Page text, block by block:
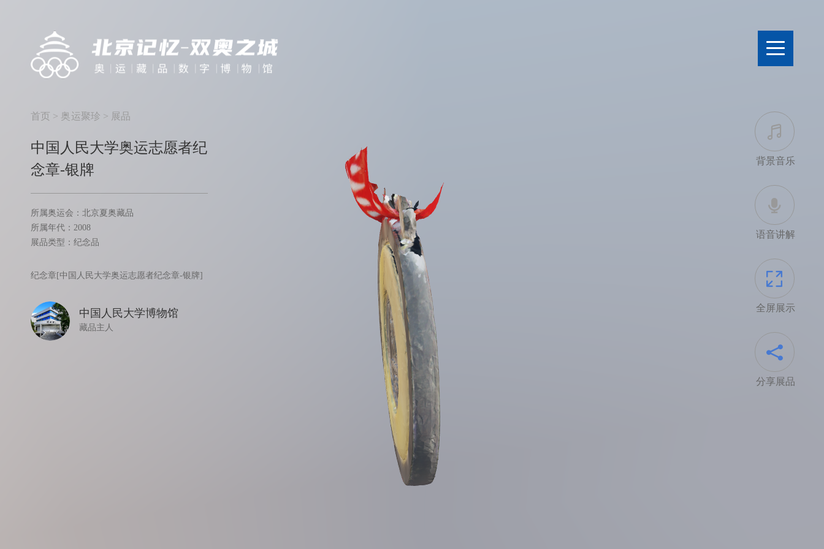
首页 > 奥运聚珍 > 展品
中国人民大学奥运志愿者纪
念章-银牌
所属奥运会：北京夏奥藏品
所属年代：2008
展品类型：纪念品
纪念章[中国人民大学奥运志愿者纪念章-银牌]
中国人民大学博物馆
藏品主人

背景音乐

语音讲解

全屏展示

分享展品